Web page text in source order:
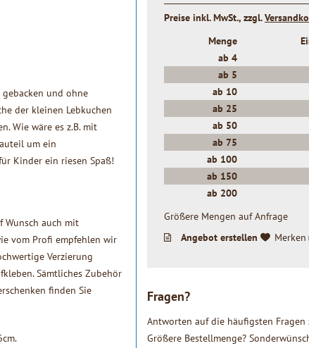
und ohne
der kleinen Lebkuchen
Wie wäre es z.B. mit
um ein
Kinder ein riesen Spaß!
Wunsch auch mit
vom Profi empfehlen wir
Verzierung
Sämtliches Zubehör
finden Sie
Preise inkl. MwSt., zzgl.
Menge
ab 4
ab 5
ab 10
ab 25
ab 50
ab 75
ab 100
ab 150
ab 200
Größere Mengen auf Anfrage
Angebot erstellen
Merken
Fragen?
Antworten auf die häufigsten
Größere Bestellmenge?